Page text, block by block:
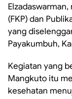
(FKP) dan
yang
Payakumbuh,
Kegiatan yang
Mangkuto itu
kesehatan